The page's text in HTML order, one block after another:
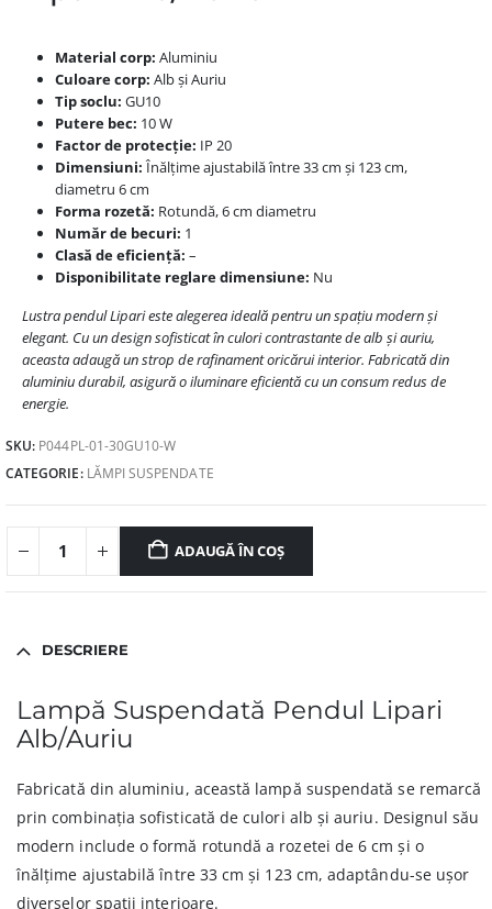
Material corp: Aluminiu
Culoare corp: Alb și Auriu
Tip soclu: GU10
Putere bec: 10 W
Factor de protecție: IP 20
Dimensiuni: Înălțime ajustabilă între 33 cm și 123 cm,
diametru 6 cm
Forma rozetă: Rotundă, 6 cm diametru
Număr de becuri: 1
Clasă de eficiență: –
Disponibilitate reglare dimensiune: Nu
Lustra pendul Lipari este alegerea ideală pentru un spațiu modern și
elegant. Cu un design sofisticat în culori contrastante de alb și auriu,
aceasta adaugă un strop de rafinament oricărui interior. Fabricată din
aluminiu durabil, asigură o iluminare eficientă cu un consum redus de
energie.
SKU: P044PL-01-30GU10-W
CATEGORIE: LĂMPI SUSPENDATE
ADAUGĂ ÎN COȘ
DESCRIERE
Lampă Suspendată Pendul Lipari
Alb/Auriu
Fabricată din aluminiu, această lampă suspendată se remarcă
prin combinația sofisticată de culori alb și auriu. Designul său
modern include o formă rotundă a rozetei de 6 cm și o
înălțime ajustabilă între 33 cm și 123 cm, adaptându-se ușor
diverselor spații interioare.